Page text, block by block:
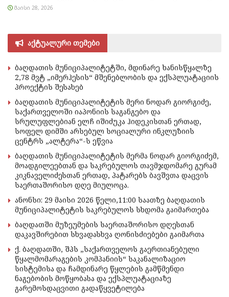
ᲛᲐᲘᲡᲘ 28, 2026
აქტუალური თემები
ბაღდათის მუნიციპალიტეტში, მდინარე ხანისწყალზე
2,78 მვტ „იმერჰესის“ მშენებლობის და ექსპლუატაციის
პროექტის შესახებ
ბაღდათის მუნიციპალიტეტის მერი ნოდარ გიორგიძე,
საქართველოში იაპონიის საგანგებო და
სრულუფლებიან ელჩ იშიძუკა ჰიდეკისთან ერთად,
სოფელ დიმში არსებულ სოციალური ინკლუზიის
ცენტრს „ალტერა“-ს ეწვია
ბაღდათის მუნიციპალიტეტის მერმა ნოდარ გიორგიძემ,
მოადგილეებთან და საკრებულოს თავმჯდომარე გურამ
კიკნაველიძესთან ერთად, პატარებს ბავშვთა დაცვის
საერთაშორისო დღე მიულოცა.
ანონსი: 29 მაისი 2026 წელი,11:00 საათზე ბაღდათის
მუნიციპალიტეტის საკრებულოს სხდომა გაიმართება
ბაღდათში მუზეუმების საერთაშორისო დღესთან
დაკავშირებით სხვადასხვა ღონისძიებები გაიმართა
ქ. ბაღდათში, შპს „საქართველოს გაერთიანებული
წყალმომარაგების კომპანიის“ საკანალიზაციო
სისტემისა და ჩამდინარე წყლების გამწმენდი
ნაგებობის მოწყობასა და ექსპლუატაციაზე
გარემოსდაცვითი გადაწყვეტილება